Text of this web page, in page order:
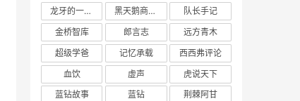
龙牙的一座山 黑天鹅商业情报站
队长手记
金桥智库
郎言志
远方青木
超级学爸
记忆承载
西西弗评论
血饮
虚声
虎说天下
蓝钻故事
蓝钻
荆棘阿甘